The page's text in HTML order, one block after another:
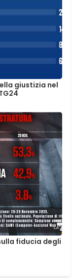
giustizia nel
fiducia degli